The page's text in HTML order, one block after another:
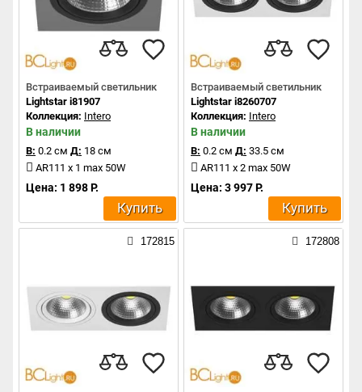
Встраиваемый светильник
Lightstar i81907
Коллекция: Intero
В наличии
В: 0.2 см Д: 18 см
AR111 x 1 max 50W
Цена: 1 898 Р.
Купить
Встраиваемый светильник
Lightstar i8260707
Коллекция: Intero
В наличии
В: 0.2 см Д: 33.5 см
AR111 x 2 max 50W
Цена: 3 997 Р.
Купить
172815 172808